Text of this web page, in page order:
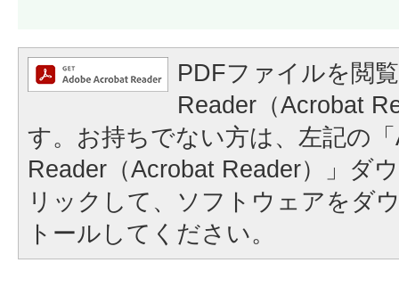
PDFファイルを閲
Reader（Acrobat
す。お持ちでない方は、左記の
Reader（Acrobat Reader）」ダ
リックして、ソフトウェアをダ
トールしてください。